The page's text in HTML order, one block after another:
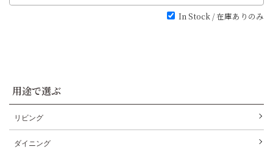
In Stock / 在庫ありのみ
用途で選ぶ
リビング
ダイニング